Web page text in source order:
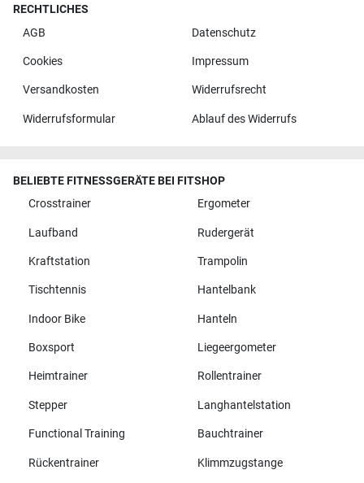
RECHTLICHES
AGB
Datenschutz
Cookies Impressum
Versandkosten Widerrufsrecht
Widerrufsformular Ablauf des Widerrufs
BELIEBTE FITNESSGERÄTE BEI FITSHOP
Crosstrainer
Ergometer
Laufband Rudergerät
Kraftstation Trampolin
Tischtennis Hantelbank
Indoor Bike Hanteln
Boxsport Liegeergometer
Heimtrainer Rollentrainer
Stepper Langhantelstation
Functional Training Bauchtrainer
Rückentrainer Klimmzugstange